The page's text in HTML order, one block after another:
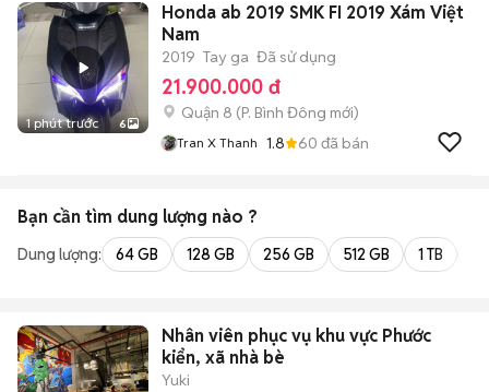
1 phút trước 6
Honda ab 2019 SMK FI 2019 Xám Việt
Nam
2019 Tay ga Đã sử dụng
21.900.000 đ
Quận 8 (P. Bình Đông mới)
Tran X Thanh 1.8 60 đã bán
Bạn cần tìm dung lượng nào ?
Dung lượng: 64 GB 128 GB 256 GB 512 GB 1 TB
Nhân viên phục vụ khu vực Phước
kiển, xã nhà bè
Yuki